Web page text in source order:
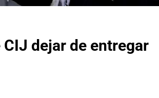
dejar de entregar